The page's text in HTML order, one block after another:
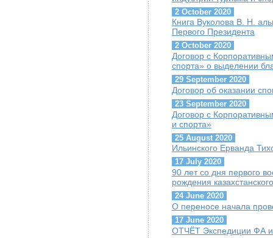
2 October 2020
Книга Вуколова В. Н.
Первого Президента
2 October 2020
Договор с
спорта» о выделении
29 September 2020
Договор об оказании
23 September 2020
Договор с
и спорта»
25 August 2020
Ильинского Ерванда
17 July 2020
90 лет со дня первого
рождения
24 June 2020
О переносе начала
17 June 2020
ОТЧЁТ Экспедиции ФА и